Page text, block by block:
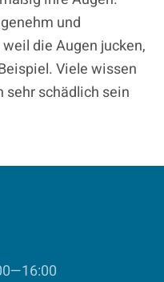
und
die Augen jucken,
Viele wissen
sehr schädlich sein